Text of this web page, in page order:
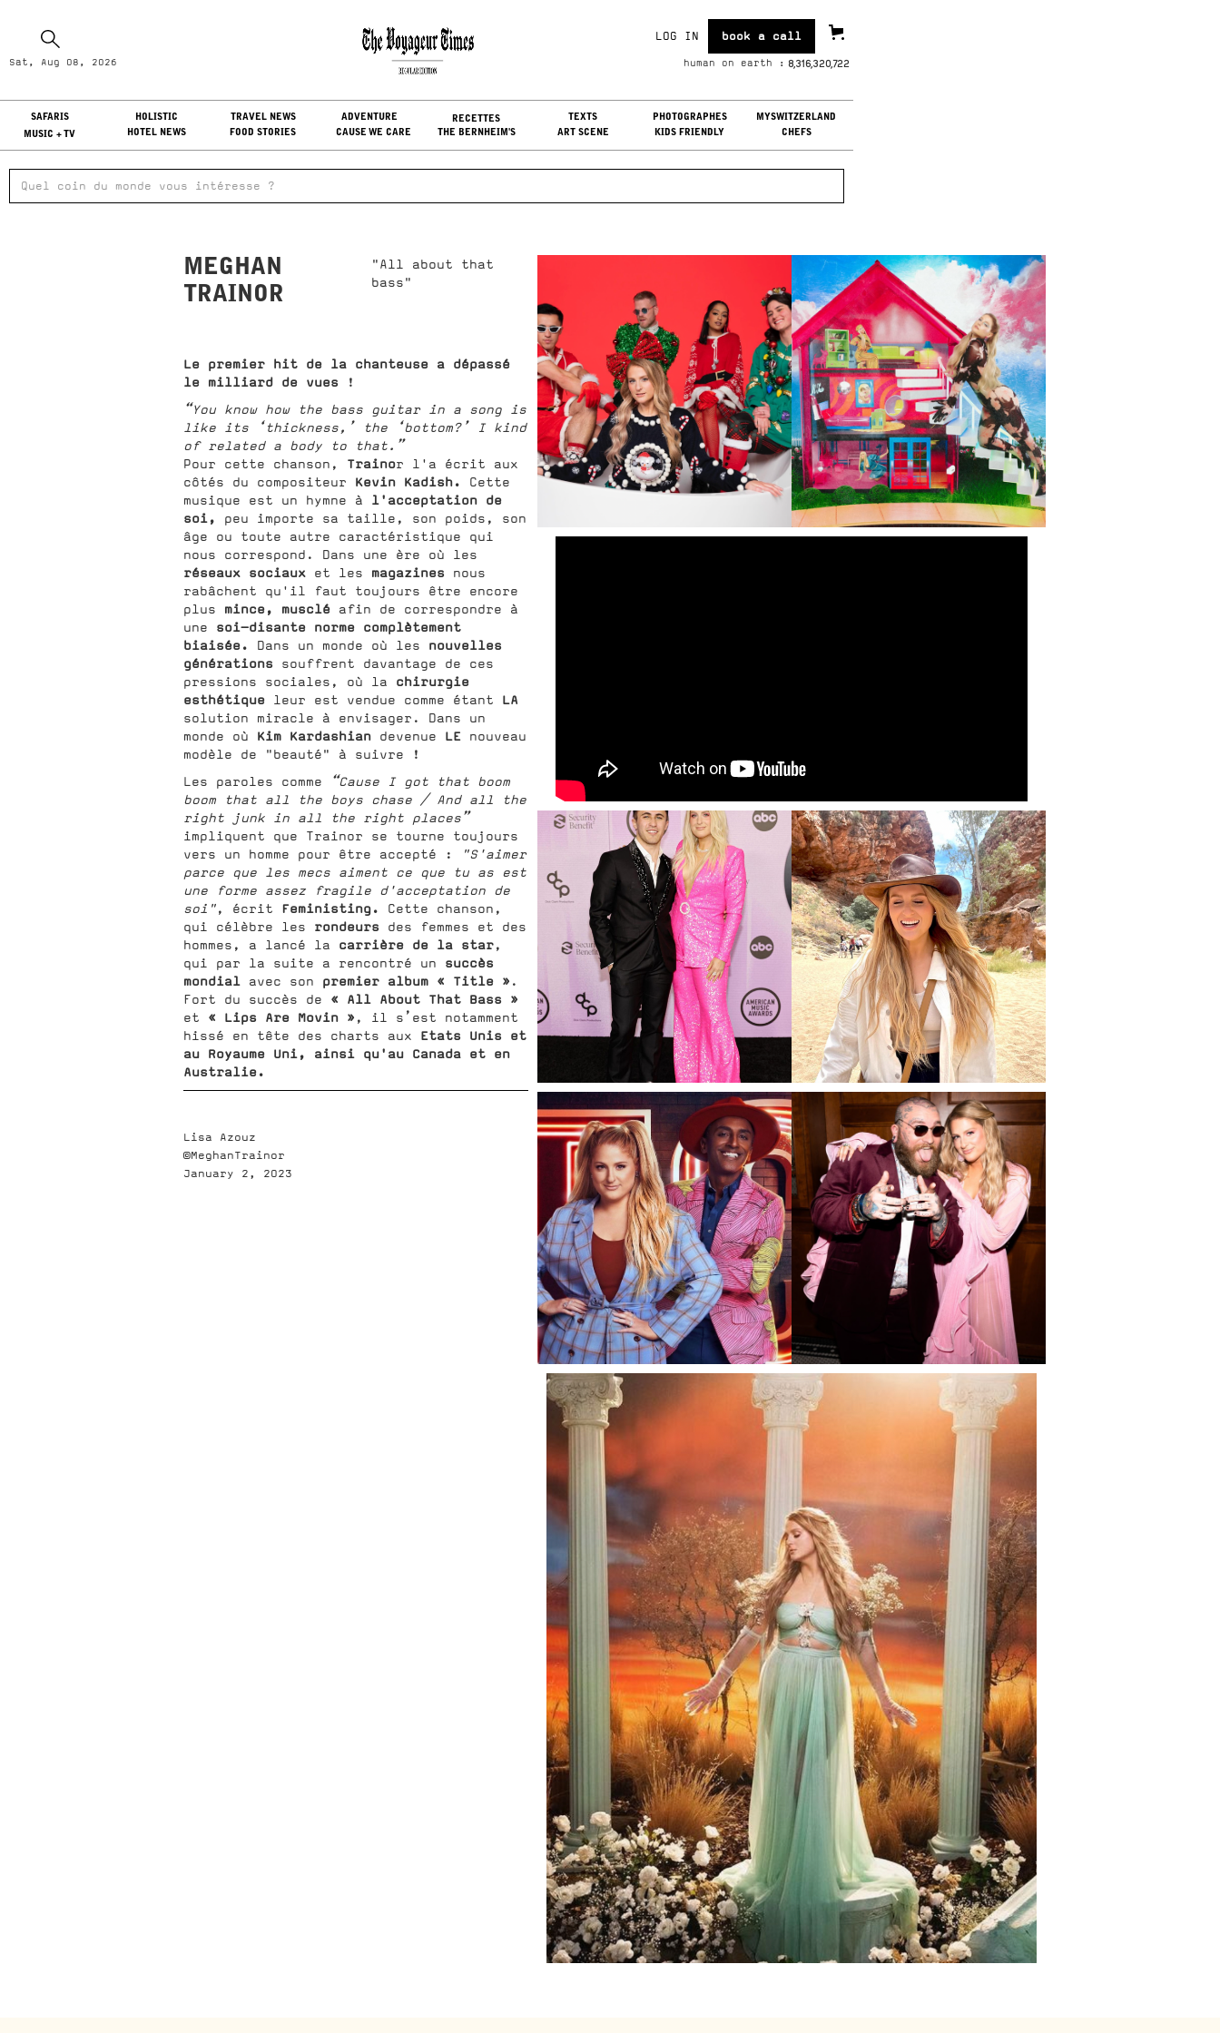
Sat, Aug 08, 2026
LOG IN book a call
human on earth : 8,316,320,723
SAFARIS HOLISTIC TRAVEL NEWS ADVENTURE RECETTES TEXTS PHOTOGRAPHES
MYSWITZERLAND
MUSIC + TV
HOTEL NEWS FOOD STORIES CAUSE WE CARE THE BERNHEIM'S ART SCENE KIDS FRIENDLY CHEFS
Sat, Aug 08, 2026
LOG IN
MEGHAN
TRAINOR
"All about that
bass"
Le premier hit de la chanteuse a dépassé
le milliard de vues
!
“You know how the bass guitar in a song is
like its ‘thickness,’ the ‘bottom?’ I kind
of related a body to that.”
Pour
cette chanson, Trainor l'a écrit aux
côtés du compositeur Kevin Kadish.
Cette
musique est un hymne à l'acceptation de
soi,
peu importe sa taille, son poids, son
âge ou toute autre caractéristique qui
nous correspond. Dans une ère où les
réseaux sociaux et les magazines
nous
rabâchent qu'il faut toujours être encore
plus mince, musclé afin de correspondre à
une soi-disante norme complètement
biaisée.
Dans un monde où les nouvelles
générations souffrent davantage de ces
pressions sociales, où la
chirurgie
esthétique leur est vendue comme étant LA
solution miracle à envisager. Dans un
monde où Kim Kardashian devenue LE nouveau
modèle de "beauté" à suivre !
Les paroles comme
“Cause I got that boom
boom that all the boys chase / And all the
right junk in all the right places”
impliquent que Trainor se tourne toujours
vers un homme pour être accepté :
"S'aimer
parce que les mecs aiment ce que tu as est
une forme assez fragile d'acceptation de
soi", écrit Feministing.
Cette chanson,
qui célèbre les rondeurs
des femmes et des
hommes, a lancé la carrière de la star,
qui par la suite a rencontré un succès
mondial
avec son premier album « Title » .
Fort du succès de « All About That Bass »
et « Lips Are Movin » , il s’est notamment
hissé en tête des charts aux Etats Unis et
au Royaume Uni, ainsi qu'au Canada et en
Australie.
Lisa Azouz
©MeghanTrainor
January 2, 2023